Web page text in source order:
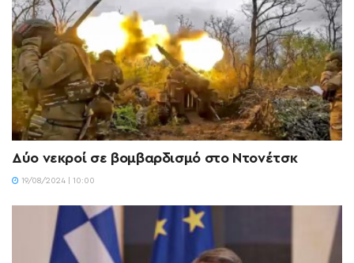
Δύο νεκροί σε βομβαρδισμό στο Ντονέτσκ
19/08/2024 | 10:00